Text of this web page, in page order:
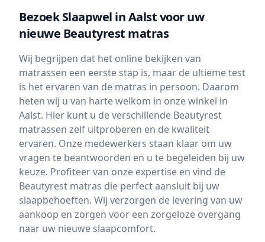
Bezoek Slaapwel in Aalst voor uw
nieuwe Beautyrest matras
Wij begrijpen dat het online bekijken van
matrassen een eerste stap is, maar de ultieme test
is het ervaren van de matras in persoon. Daarom
heten wij u van harte welkom in onze winkel in
Aalst. Hier kunt u de verschillende Beautyrest
matrassen zelf uitproberen en de kwaliteit
ervaren. Onze medewerkers staan klaar om uw
vragen te beantwoorden en u te begeleiden bij uw
keuze. Profiteer van onze expertise en vind de
Beautyrest matras die perfect aansluit bij uw
slaapbehoeften. Wij verzorgen de levering van uw
aankoop en zorgen voor een zorgeloze overgang
naar uw nieuwe slaapcomfort.